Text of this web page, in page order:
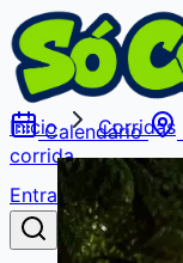
Calendário
corrida
Entrar
Buscar
Início Corridas